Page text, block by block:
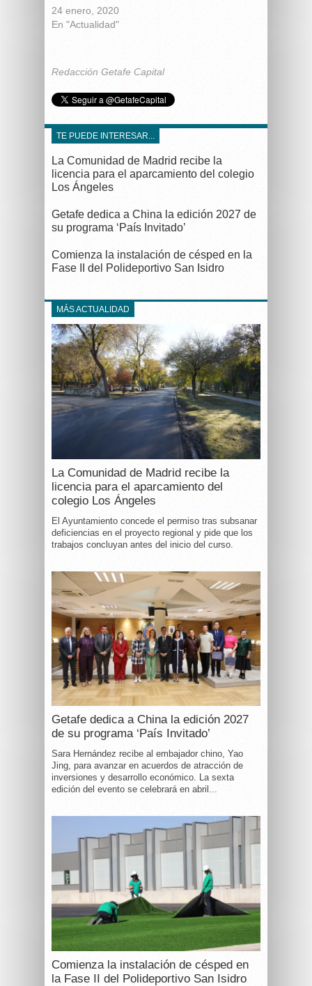
24 enero, 2020
En "Actualidad"
Redacción Getafe Capital
TE PUEDE INTERESAR...
La Comunidad de Madrid recibe la
licencia para el aparcamiento del colegio
Los Ángeles
Getafe dedica a China la edición 2027 de
su programa ‘País Invitado’
Comienza la instalación de césped en la
Fase II del Polideportivo San Isidro
MÁS ACTUALIDAD
La Comunidad de Madrid recibe la
licencia para el aparcamiento del
colegio Los Ángeles
El Ayuntamiento concede el permiso tras subsanar
deficiencias en el proyecto regional y pide que los
trabajos concluyan antes del inicio del curso.
Getafe dedica a China la edición 2027
de su programa ‘País Invitado’
Sara Hernández recibe al embajador chino, Yao
Jing, para avanzar en acuerdos de atracción de
inversiones y desarrollo económico. La sexta
edición del evento se celebrará en abril...
Comienza la instalación de césped en
la Fase II del Polideportivo San Isidro